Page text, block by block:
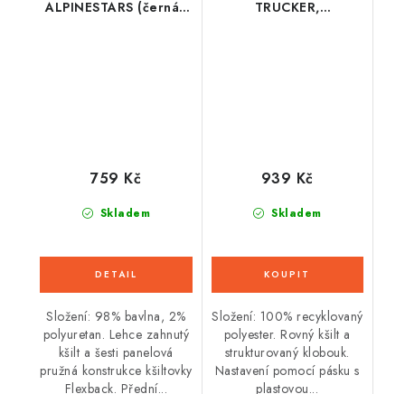
ALPINESTARS (černá/
Skladem
759 Kč
Složení: 98% bavlna, 2%
polyuretan. Lehce zahnutý
kšilt a šesti panelová
pružná konstrukce kšiltovky
Flexback. Přední...
TRUCKER,
Skladem
939 Kč
Složení: 100% recyklovaný
polyester. Rovný kšilt a
strukturovaný klobouk.
Nastavení pomocí pásku s
plastovou...